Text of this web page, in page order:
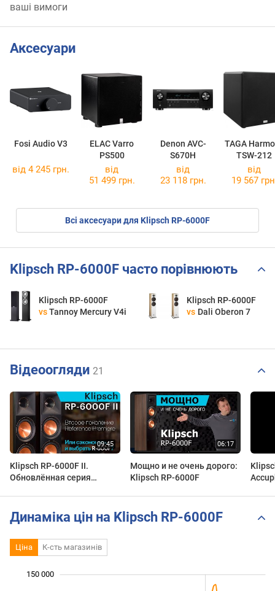
ваші вимоги
Аксесуари
Fosi Audio V3
ELAC Varro
PS500
Denon AVC-
S670H
TAGA
TSW-212
від 4 245 грн.
від
51 499 грн.
від
23 118 грн.
від
19 567
Всі аксесуари для Klipsch RP-6000F
Klipsch RP-6000F часто порівнюють
Klipsch RP-6000F
vs Tannoy Mercury V4i
Klipsch RP-6000F
vs Dali Oberon 7
Відеоогляди 21
Klipsch RP-6000F II.
Обновлённая серия
600F.
Мощно и не очень дорого:
Klipsch RP-6000F
Динаміка цін на Klipsch RP-6000F
Ціна К-сть магазинів
150 000